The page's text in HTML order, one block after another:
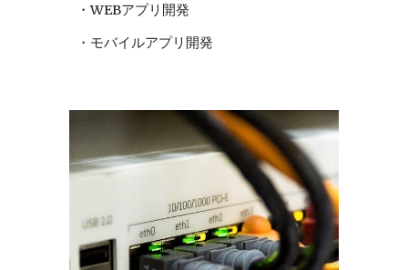
・WEBアプリ開発
・モバイルアプリ開発